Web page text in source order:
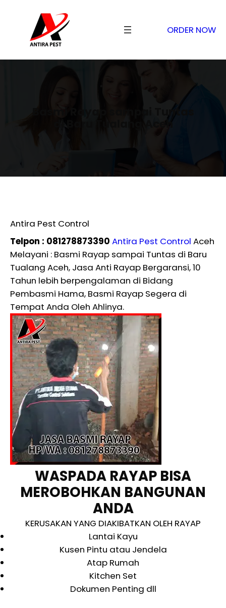
ORDER NOW
Basmi Rayap sampai Tuntas
di Baru Tualang Aceh
Antira Pest Control
Telpon : 081278873390 Antira Pest Control Aceh
Melayani : Basmi Rayap sampai Tuntas di Baru
Tualang Aceh, Jasa Anti Rayap Bergaransi, 10
Tahun lebih berpengalaman di Bidang
Pembasmi Hama, Basmi Rayap Segera di
Tempat Anda Oleh Ahlinya.
WASPADA RAYAP BISA
MEROBOHKAN BANGUNAN
ANDA
KERUSAKAN YANG DIAKIBATKAN OLEH RAYAP
Lantai Kayu
Kusen Pintu atau Jendela
Atap Rumah
Kitchen Set
Dokumen Penting dll